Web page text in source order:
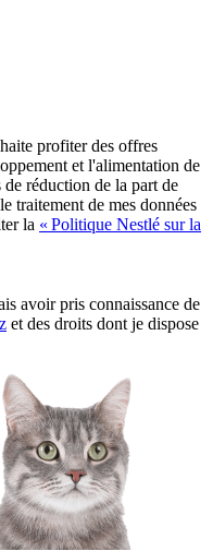
profiter des offres
et l'alimentation de
réduction de la part de
traitement de mes données
la « Politique Nestlé sur la
avoir pris connaissance de
et des droits dont je dispose